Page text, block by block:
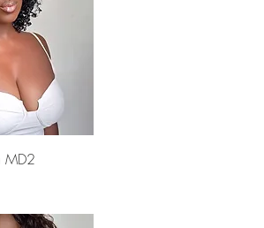
rápida
MD2